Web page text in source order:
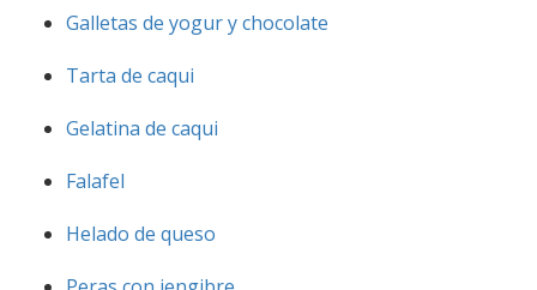
Galletas de yogur y chocolate
Tarta de caqui
Gelatina de caqui
Falafel
Helado de queso